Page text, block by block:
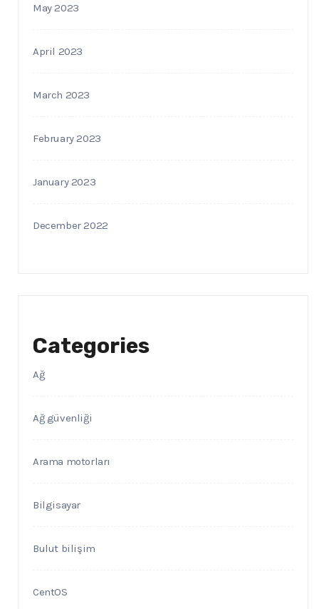
May 2023
April 2023
March 2023
February 2023
January 2023
December 2022
Categories
Ağ
Ağ güvenliği
Arama motorları
Bilgisayar
Bulut bilişim
CentOS